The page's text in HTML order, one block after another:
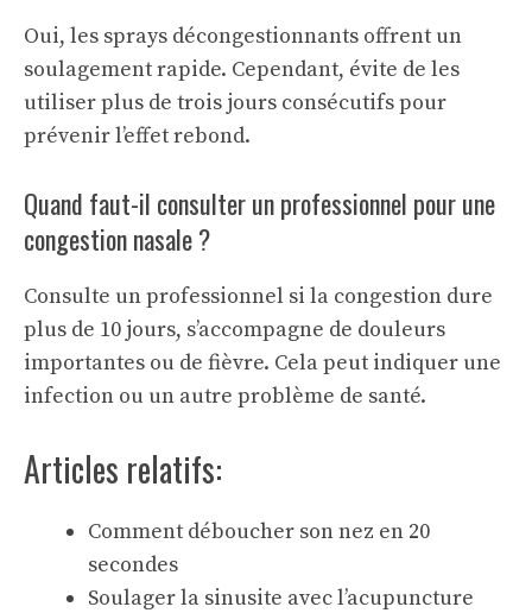
Oui, les sprays décongestionnants offrent un
soulagement rapide. Cependant, évite de les
utiliser plus de trois jours consécutifs pour
prévenir l’effet rebond.
Quand faut-il consulter un professionnel pour une
congestion nasale ?
Consulte un professionnel si la congestion dure
plus de 10 jours, s’accompagne de douleurs
importantes ou de fièvre. Cela peut indiquer une
infection ou un autre problème de santé.
Articles relatifs:
Comment déboucher son nez en 20
secondes
Soulager la sinusite avec l’acupuncture